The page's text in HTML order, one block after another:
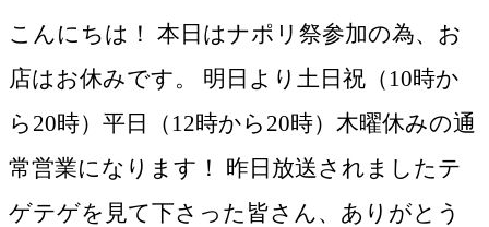
こんにちは！ 本日はナポリ祭参加の為、お
店はお休みです。 明日より土日祝（10時か
ら20時）平日（12時から20時）木曜休みの通
常営業になります！ 昨日放送されましたテ
ゲテゲを見て下さった皆さん、ありがとう